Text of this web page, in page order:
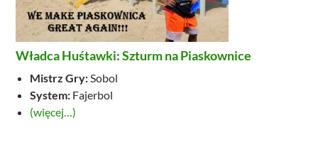
Władca Huśtawki: Szturm na Piaskownice
Mistrz Gry:Sobol
System: Fajerbol
(więcej…)